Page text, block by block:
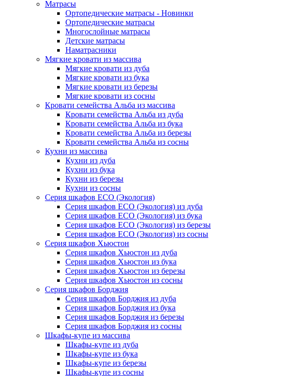
Матрасы
Ортопедические матрасы - Новинки
Ортопедические матрасы
Многослойные матрасы
Детские матрасы
Наматрасники
Мягкие кровати из массива
Мягкие кровати из дуба
Мягкие кровати из бука
Мягкие кровати из березы
Мягкие кровати из сосны
Кровати семейства Альба из массива
Кровати семейства Альба из дуба
Кровати семейства Альба из бука
Кровати семейства Альба из березы
Кровати семейства Альба из сосны
Кухни из массива
Кухни из дуба
Кухни из бука
Кухни из березы
Кухни из сосны
Серия шкафов ECO (Экология)
Серия шкафов ECO (Экология) из дуба
Серия шкафов ECO (Экология) из бука
Серия шкафов ECO (Экология) из березы
Серия шкафов ECO (Экология) из сосны
Серия шкафов Хьюстон
Серия шкафов Хьюстон из дуба
Серия шкафов Хьюстон из бука
Серия шкафов Хьюстон из березы
Серия шкафов Хьюстон из сосны
Серия шкафов Борджия
Серия шкафов Борджия из дуба
Серия шкафов Борджия из бука
Серия шкафов Борджия из березы
Серия шкафов Борджия из сосны
Шкафы-купе из массива
Шкафы-купе из дуба
Шкафы-купе из бука
Шкафы-купе из березы
Шкафы-купе из сосны